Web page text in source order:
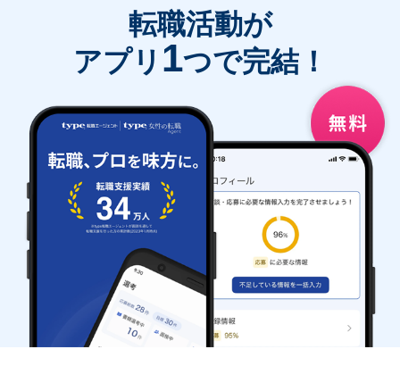
転職活動が
アプリ 1つで完結！